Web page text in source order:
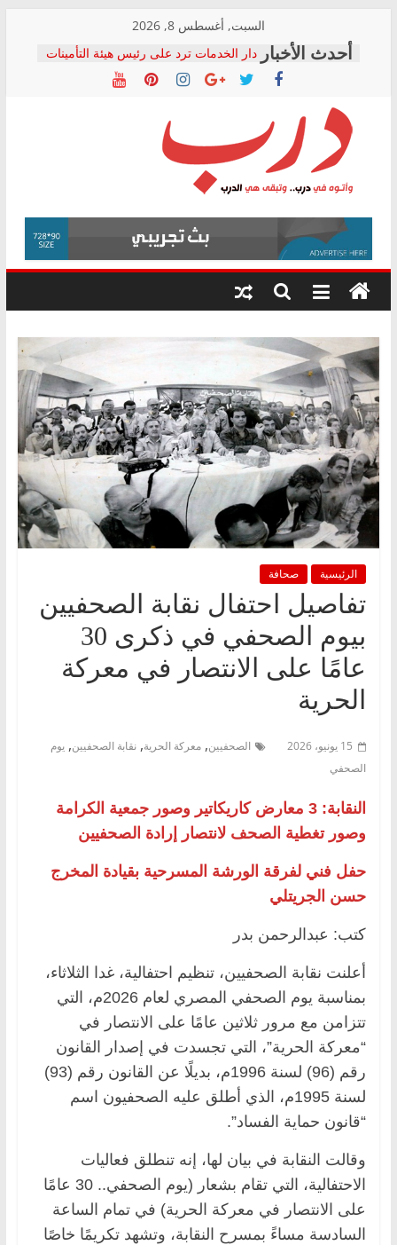
content
السبت, أغسطس 8, 2026
دار الخدمات ترد على رئيس هيئة التأمينات
بعد مؤتمره الصحفي: إنكار الأزمة لا ينهي
معاناة أصحاب المعاشات.. ونطالب بكشف
فرحات سليمان يكتب: القطاع الصحي إلى
أين؟
حزب التحالف الشعبي يطلق لجنة “الحق
في الصحة” بالإسكندرية لرصد الانتهاكات
ودعم المرضى
الوزاري لمدينة الصحفيين.. وانتهاء أعمال
إنشاء المبنى الإداري
المجلس القومي لحقوق الإنسان يعلن
متابعة قضية الدكتور محمد زهران.. ويؤكد:
قرينة البراءة وضمانات المحاكمة العادلة
درب
وأتوه
درب..
وتبقى
هي
الرئيسية صحافة
تفاصيل احتفال نقابة الصحفيين
بيوم الصحفي في ذكرى 30
عامًا على الانتصار في معركة
الحرية
15 يونيو، 2026 الصحفيين, معركة الحرية, نقابة الصحفيين, يوم
الصحفي
النقابة: 3 معارض كاريكاتير وصور جمعية الكرامة
وصور تغطية الصحف لانتصار إرادة الصحفيين
حفل فني لفرقة الورشة المسرحية بقيادة المخرج
حسن الجريتلي
كتب: عبدالرحمن بدر
أعلنت نقابة الصحفيين، تنظيم احتفالية، غدا الثلاثاء،
بمناسبة يوم الصحفي المصري لعام 2026م، التي
تتزامن مع مرور ثلاثين عامًا على الانتصار في
“معركة الحرية”، التي تجسدت في إصدار القانون
رقم (96) لسنة 1996م، بديلًا عن القانون رقم (93)
لسنة 1995م، الذي أطلق عليه الصحفيون اسم
“قانون حماية الفساد”.
وقالت النقابة في بيان لها، إنه تنطلق فعاليات
الاحتفالية، التي تقام بشعار (يوم الصحفي.. 30 عامًا
على الانتصار في معركة الحرية) في تمام الساعة
السادسة مساءً بمسرح النقابة، وتشهد تكريمًا خاصًا